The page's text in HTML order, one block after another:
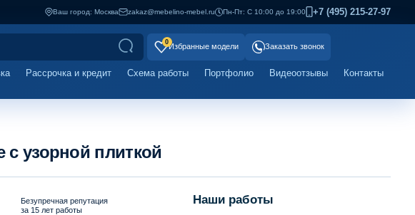
Ваш город: Москва zakaz@mebelino-mebel.ru Пн-Пт: С 10:00 до 19:00 +7 (495) 215-27-97
0
Избранные модели Заказать звонок
Рассрочка и кредит Схема работы Портфолио Видеоотзывы Контакты
с узорной плиткой
Безупречная репутация
за 15 лет работы
Наши работы